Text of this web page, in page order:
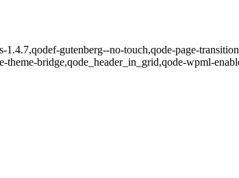
gutenberg--no-touch,qode-page-
bridge,qode_header_in_grid,qode-wpml-